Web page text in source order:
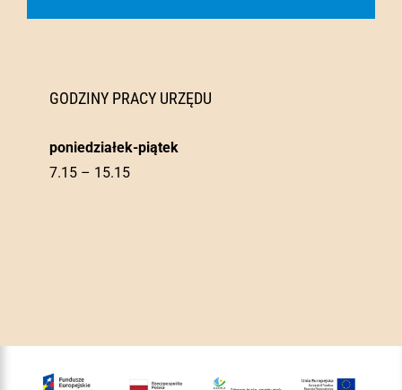
GODZINY PRACY URZĘDU
poniedziałek-piątek
7.15 – 15.15